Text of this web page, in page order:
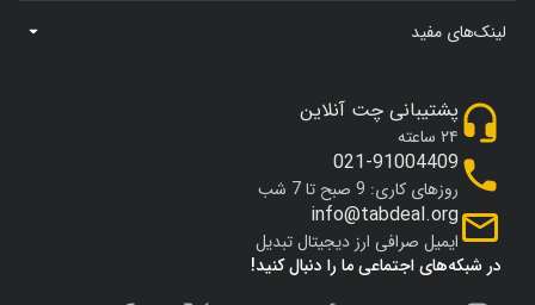
لینک‌های مفید
در شبکه‌های اجتماعی ما را دنبال کنید!
پشتیبانی چت آنلاین
۲۴ ساعته
021-91004409
روزهای کاری: 9 صبح تا 7 شب
info@tabdeal.org
ایمیل صرافی ارز دیجیتال تبدیل